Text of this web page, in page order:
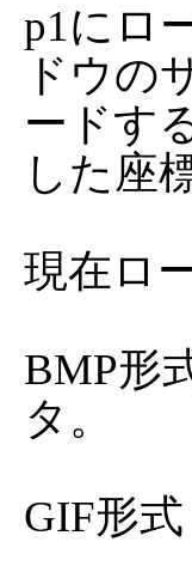
p1にロ
ドウの
ードす
した座
現在ロ
BMP形
タ。
GIF形